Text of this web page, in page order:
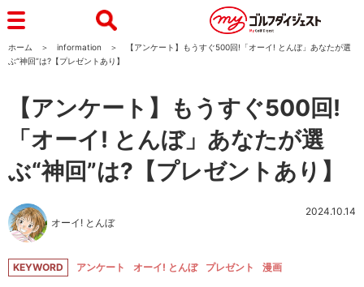
ホーム information
【アンケート】もうすぐ500回!「オーイ! とんぼ」あなたが選
ぶ“神回”は?【プレゼントあり】
【アンケート】もうすぐ500回!
「オーイ! とんぼ」あなたが選
ぶ“神回”は?【プレゼントあり】
オーイ! とんぼ
2024.10.14
KEYWORD アンケート オーイ! とんぼ プレゼント 漫画